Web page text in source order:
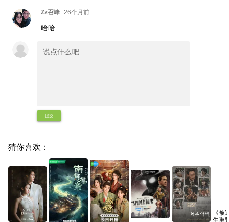
Zz召峰 26个月前
哈哈
提交
猜你喜欢：
《被
生重